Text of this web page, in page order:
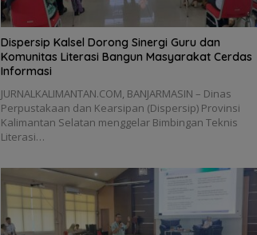
Dispersip Kalsel Dorong Sinergi Guru dan
Komunitas Literasi Bangun Masyarakat Cerdas
Informasi
JURNALKALIMANTAN.COM, BANJARMASIN – Dinas
Perpustakaan dan Kearsipan (Dispersip) Provinsi
Kalimantan Selatan menggelar Bimbingan Teknis
Literasi…